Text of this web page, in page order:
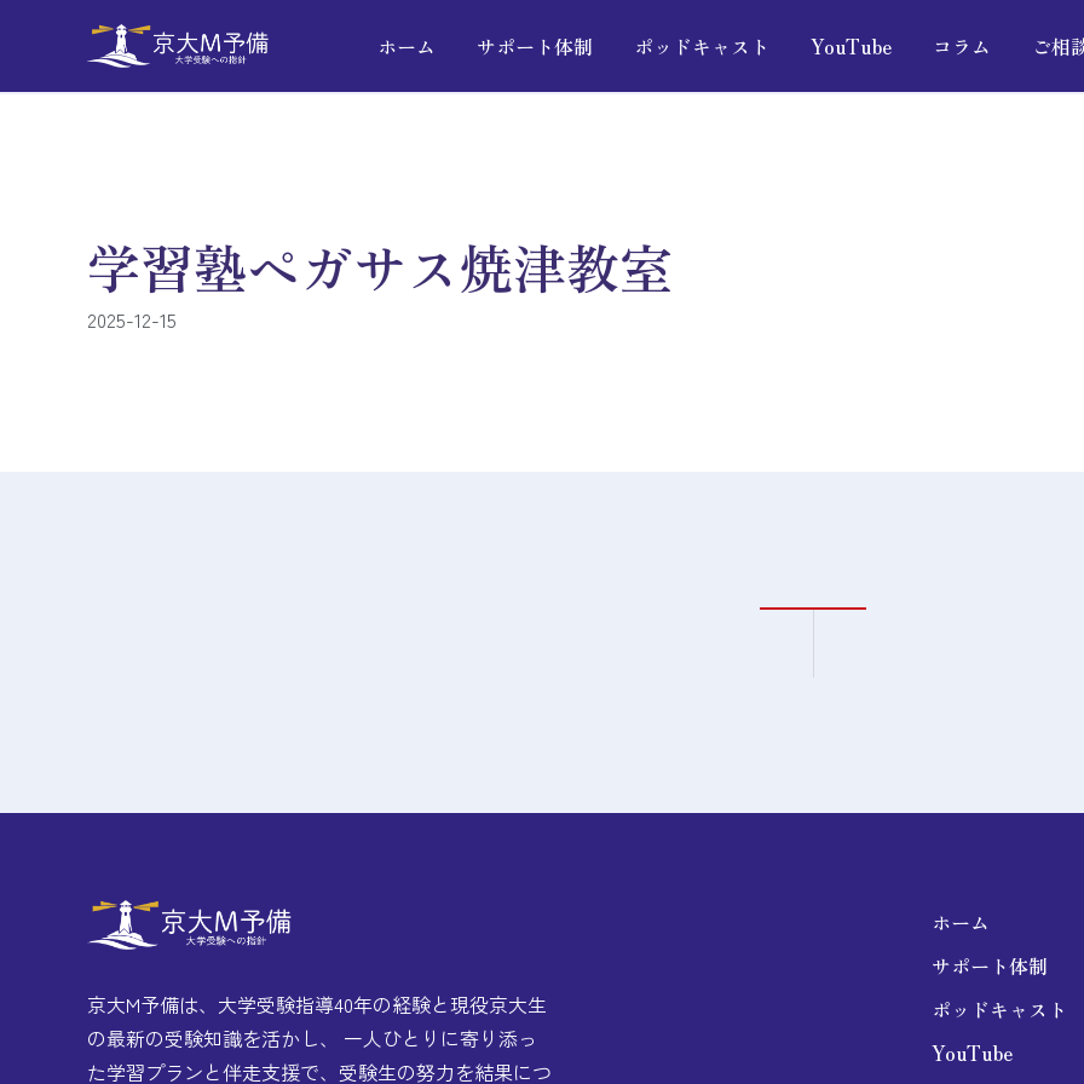
ホーム サポート体制 ポッドキャスト YouTube コラム ご相
学習塾ペガサス焼津教室
2025-12-15
京大M予備は、大学受験指導40年の経験と現役京大生
の最新の受験知識を活かし、 一人ひとりに寄り添っ
た学習プランと伴走支援で、受験生の努力を結果につ
ホーム
サポート体制
ポッドキャスト
YouTube